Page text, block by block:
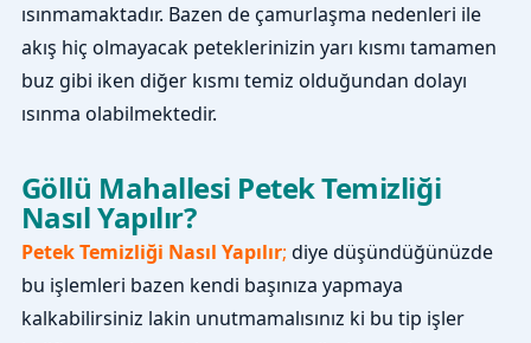
ısınmamaktadır. Bazen de çamurlaşma nedenleri ile
akış hiç olmayacak peteklerinizin yarı kısmı tamamen
buz gibi iken diğer kısmı temiz olduğundan dolayı
ısınma olabilmektedir.
Göllü Mahallesi Petek Temizliği
Nasıl Yapılır?
Petek Temizliği Nasıl Yapılır; diye düşündüğünüzde
bu işlemleri bazen kendi başınıza yapmaya
kalkabilirsiniz lakin unutmamalısınız ki bu tip işler